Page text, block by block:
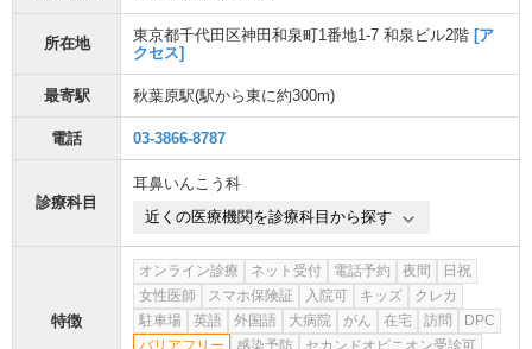
所在地 東京都千代田区神田和泉町1番地1-7 和泉ビル2階 [ア
クセス]
最寄駅 秋葉原駅(駅から東に約300m)
電話 03-3866-8787
診療科目
耳鼻いんこう科
近くの医療機関を診療科目から探す
特徴
オンライン診療 ネット受付 電話予約 夜間
日祝
女性医師
スマホ保険証 入院可 キッズ
クレカ
駐車場
英語 外国語 大病院 がん 在宅 訪問
DPC
バリアフリー
感染予防
セカンドオピニオン受診可